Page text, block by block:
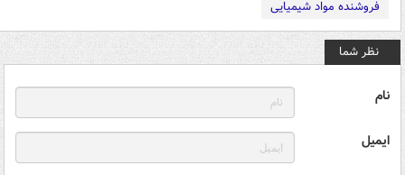
فروشنده مواد شیمیایی
نظر شما
نام
ایمیل